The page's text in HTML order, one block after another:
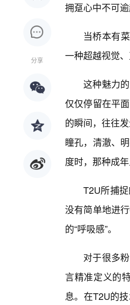
分享
拥趸心中不可逾
当桥本有
一种超越视觉
这种魅力
仅仅停留在平
的瞬间，往往
瞳孔，清澈、
度时，那种成
T2U所捕
没有简单地进
的“呼吸感”。
对于很多
言精准定义的
息。在T2U的